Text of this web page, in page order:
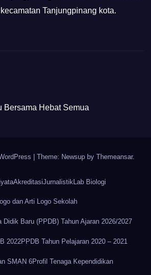
Tanjungpinang kota.
Bersama Hebat Semua
Theme: Newsup by Themeansar.
AkreditasiJurnalistikLab Biologi
dan Arti Logo Sekolah
Didik Baru (PPDB) Tahun Ajaran 2026/2027
2022PPDB Tahun Pelajaran 2020 – 2021
SMAN 6Profil Tenaga Kependidikan